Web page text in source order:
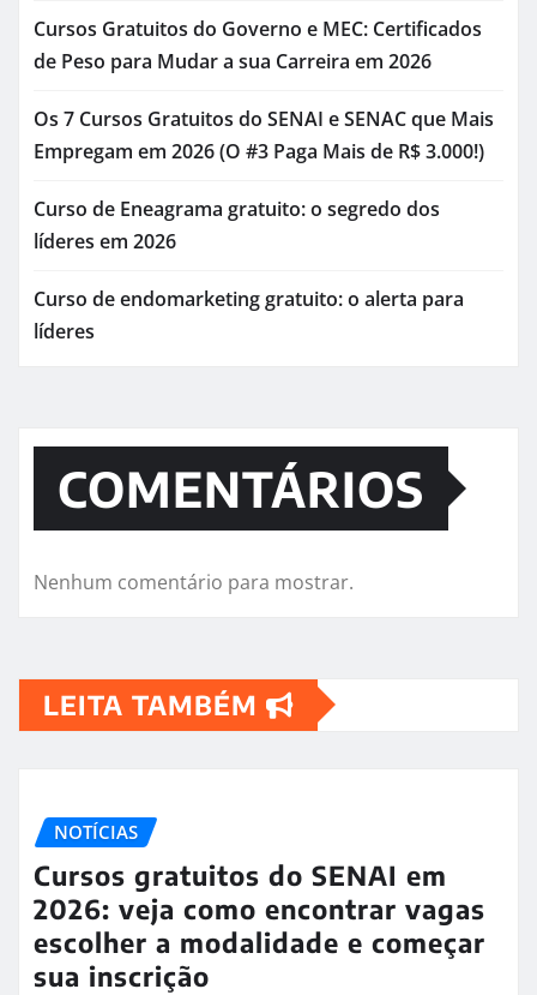
Cursos Gratuitos do Governo e MEC: Certificados
de Peso para Mudar a sua Carreira em 2026
Os 7 Cursos Gratuitos do SENAI e SENAC que Mais
Empregam em 2026 (O #3 Paga Mais de R$ 3.000!)
Curso de Eneagrama gratuito: o segredo dos
líderes em 2026
Curso de endomarketing gratuito: o alerta para
líderes
COMENTÁRIOS
Nenhum comentário para mostrar.
LEITA TAMBÉM
NOTÍCIAS
Cursos gratuitos do SENAI em
2026: veja como encontrar vagas
escolher a modalidade e começar
sua inscrição